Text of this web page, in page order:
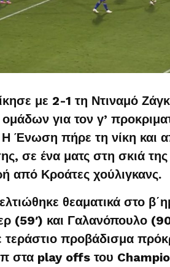
με 2-1 τη Ντιναμό
για τον γ’
Ένωση πήρε τη νίκη και
σε ένα ματς στη σκιά
από Κροάτες χούλιγκανς.
θεαματικά στο
(59′) και Γαλανόπουλο
τεράστιο προβάδισμα
στα play offs του